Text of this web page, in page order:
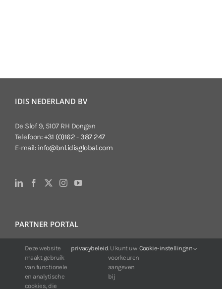
IDIS NEDERLAND BV
De Slof 9, 5107 RH Dongen
Telefoon:+31 (0)162 - 387 247
E-mail: info@bnl.idisglobal.com
PARTNER PORTAL
Voor klanten van IDIS:
24/7 beschikbaarheid, altijd en overal.
Web:https://portal.idisglobal.solutions
Deze website
maakt gebruik
van functionele
en analytische
cookies, die
privacybeleid. U kunt uw
voorkeuren
aangeven
bij
Cookie-instellingen